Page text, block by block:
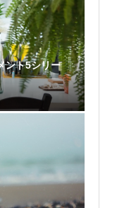
ント5シリー